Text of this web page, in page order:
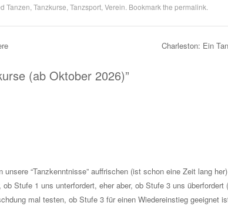
Tanzen Tanzkurse Tanzsport, Verein . Bookmark the permalink
Charleston: Ein
(ab Oktober 2026)”
unsere “Tanzkenntnisse” auffrischen (ist schon eine Zeit lang her)
Stufe 1 uns unterfordert, eher aber, ob Stufe 3 uns
mal testen, ob Stufe 3 für einen Wiedereinstieg geeignet